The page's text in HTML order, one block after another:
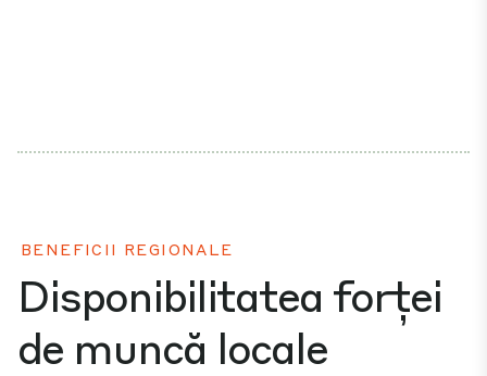
BENEFICII REGIONALE
Disponibilitatea forței
de muncă locale